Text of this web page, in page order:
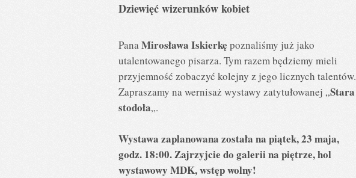
Dziewięć wizerunków kobiet
PanaMirosława Iskierkę poznaliśmy już jako
utalentowanego pisarza. Tym razem będziemy mieli
przyjemność zobaczyć kolejny z jego licznych talentów.
Zapraszamy na wernisaż wystawy zatytułowanej „Stara
stodoła„.
Wystawa zaplanowana została na piątek, 23 maja,
godz. 18:00. Zajrzyjcie do galerii na piętrze, hol
wystawowy MDK, wstęp wolny!